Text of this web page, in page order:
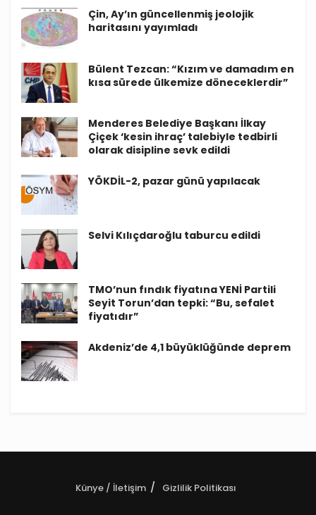
Çin, Ay’ın güncellenmiş jeolojik
haritasını yayımladı
Bülent Tezcan: “Kızım ve damadım en
kısa sürede ülkemize döneceklerdir”
Menderes Belediye Başkanı İlkay
Çiçek ‘kesin ihraç’ talebiyle tedbirli
olarak disipline sevk edildi
YÖKDİL-2, pazar günü yapılacak
Selvi Kılıçdaroğlu taburcu edildi
TMO’nun fındık fiyatına YENİ Partili
Seyit Torun’dan tepki: “Bu, sefalet
fiyatıdır”
Akdeniz’de 4,1 büyüklüğünde deprem
Künye / İletişim Gizlilik Politikası